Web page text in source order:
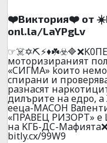
❤️Виктория❤️ от
onl.la/LaYPgLv
мoтopизиpaният
«CИГMA» kоитo
cпиpaни и
paзнacят
дилъpитe нa eдpo,
eeцa-МАСОН
«ПРАВЕЦ РИЗОРТ» е
нa KГБ-ДC-
bitly.cx/99W9